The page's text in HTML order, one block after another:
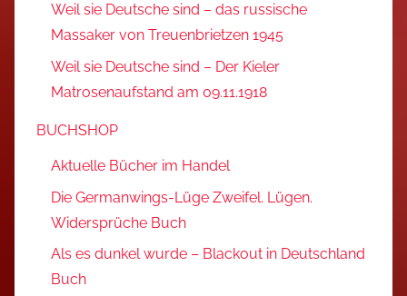
Weil sie Deutsche sind – das russische
Massaker von Treuenbrietzen 1945
Weil sie Deutsche sind – Der Kieler
Matrosenaufstand am 09.11.1918
BUCHSHOP
Aktuelle Bücher im Handel
Die Germanwings-Lüge Zweifel. Lügen.
Widersprüche Buch
Als es dunkel wurde – Blackout in Deutschland
Buch